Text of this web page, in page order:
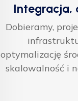
Integracja,
Dobieramy,
optymalizację
skalowalność i